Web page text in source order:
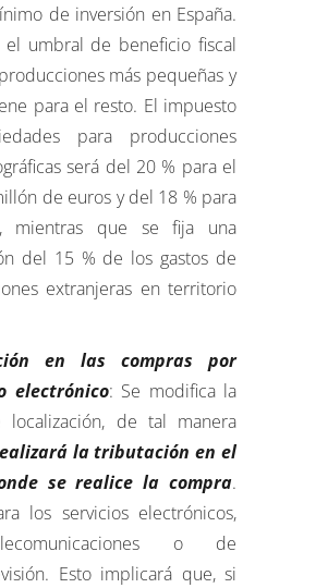
de inversión en España.
el umbral de beneficio fiscal
más pequeñas y
para el resto. El impuesto
para producciones
será del 20 % para el
de euros y del 18 % para
mientras que se fija una
del 15 % de los gastos de
extranjeras en territorio
en las compras por
electrónico: Se modifica la
localización, de tal manera
la tributación en el
se realice la compra.
los servicios electrónicos,
o de
Esto implicará que, si